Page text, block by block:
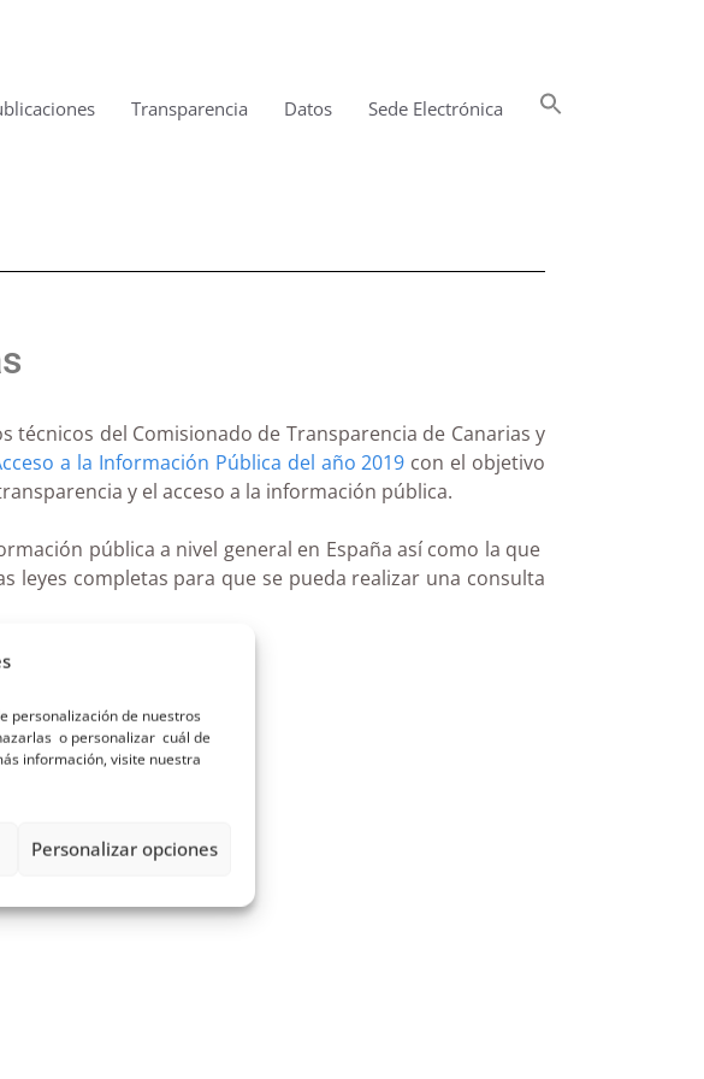
personalización de nuestros
o personalizar cuál de
información, visite nuestra
Personalizar opciones
Transparencia Datos Sede Electrónica
técnicos del Comisionado de Transparencia de Canarias y
a la Información Pública del año 2019 con el objetivo
y el acceso a la información pública.
pública a nivel general en España así como la que
leyes completas para que se pueda realizar una consulta